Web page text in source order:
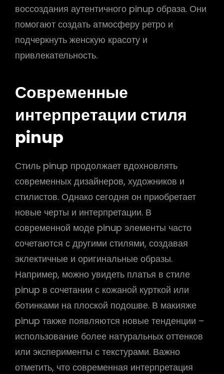
воссоздания аутентичного pinup образа. Они
помогают создать атмосферу ретро и
подчеркнуть женскую красоту и
привлекательность.
Современные
интерпретации стиля
pinup
Стиль pinup продолжает вдохновлять
современных дизайнеров, художников и
стилистов. Однако сегодня он приобретает
новые черты и интерпретации. В
современной моде pinup элементы часто
сочетаются с другими стилями, создавая
эклектичные и оригинальные образы.
Например, можно увидеть платья в стиле
pinup в сочетании с кожаной курткой или
ботинками на плоской подошве. В макияже
pinup также появляются новые тенденции –
использование более натуральных оттенков
или эксперименты с текстурами. Важно
отметить, что современная интерпретация